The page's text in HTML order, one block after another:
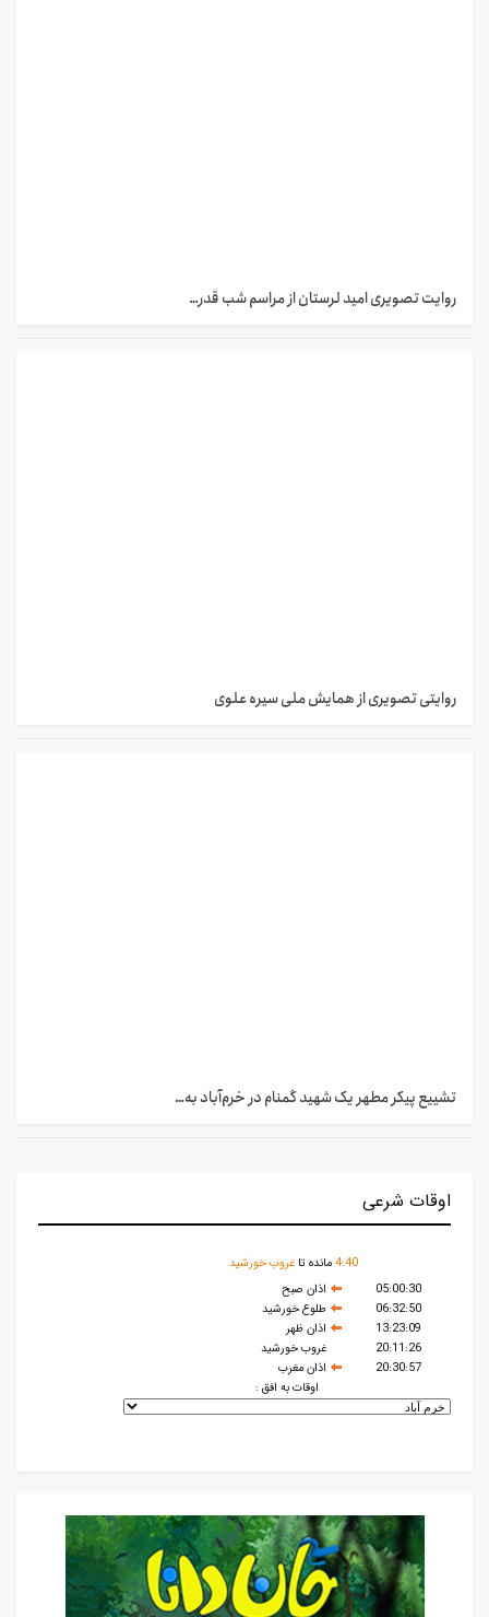
روایت تصویری امید لرستان از مراسم شب قدر…
روایتی تصویری از همایش ملی سیره علوی
تشییع پیکر مطهر یک شهید گمنام در خرم‌آباد به…
اوقات شرعی
4:40 مانده تا غروب خورشید
05:00:30
اذان صبح
06:32:50
طلوع خورشید
13:23:09
اذان ظهر
20:11:26
غروب خورشید
20:30:57
اذان مغرب
اوقات به افق :